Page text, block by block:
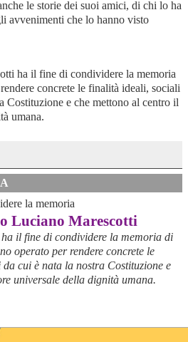
le storie dei suoi amici, di chi lo ha
avvenimenti che lo hanno visto
ha il fine di condividere la memoria
concrete le finalità ideali, sociali
Costituzione e che mettono al centro il
umana.
la memoria
Luciano Marescotti
il fine di condividere la memoria di
operato per rendere concrete le
cui è nata la nostra Costituzione e
universale della dignità umana.